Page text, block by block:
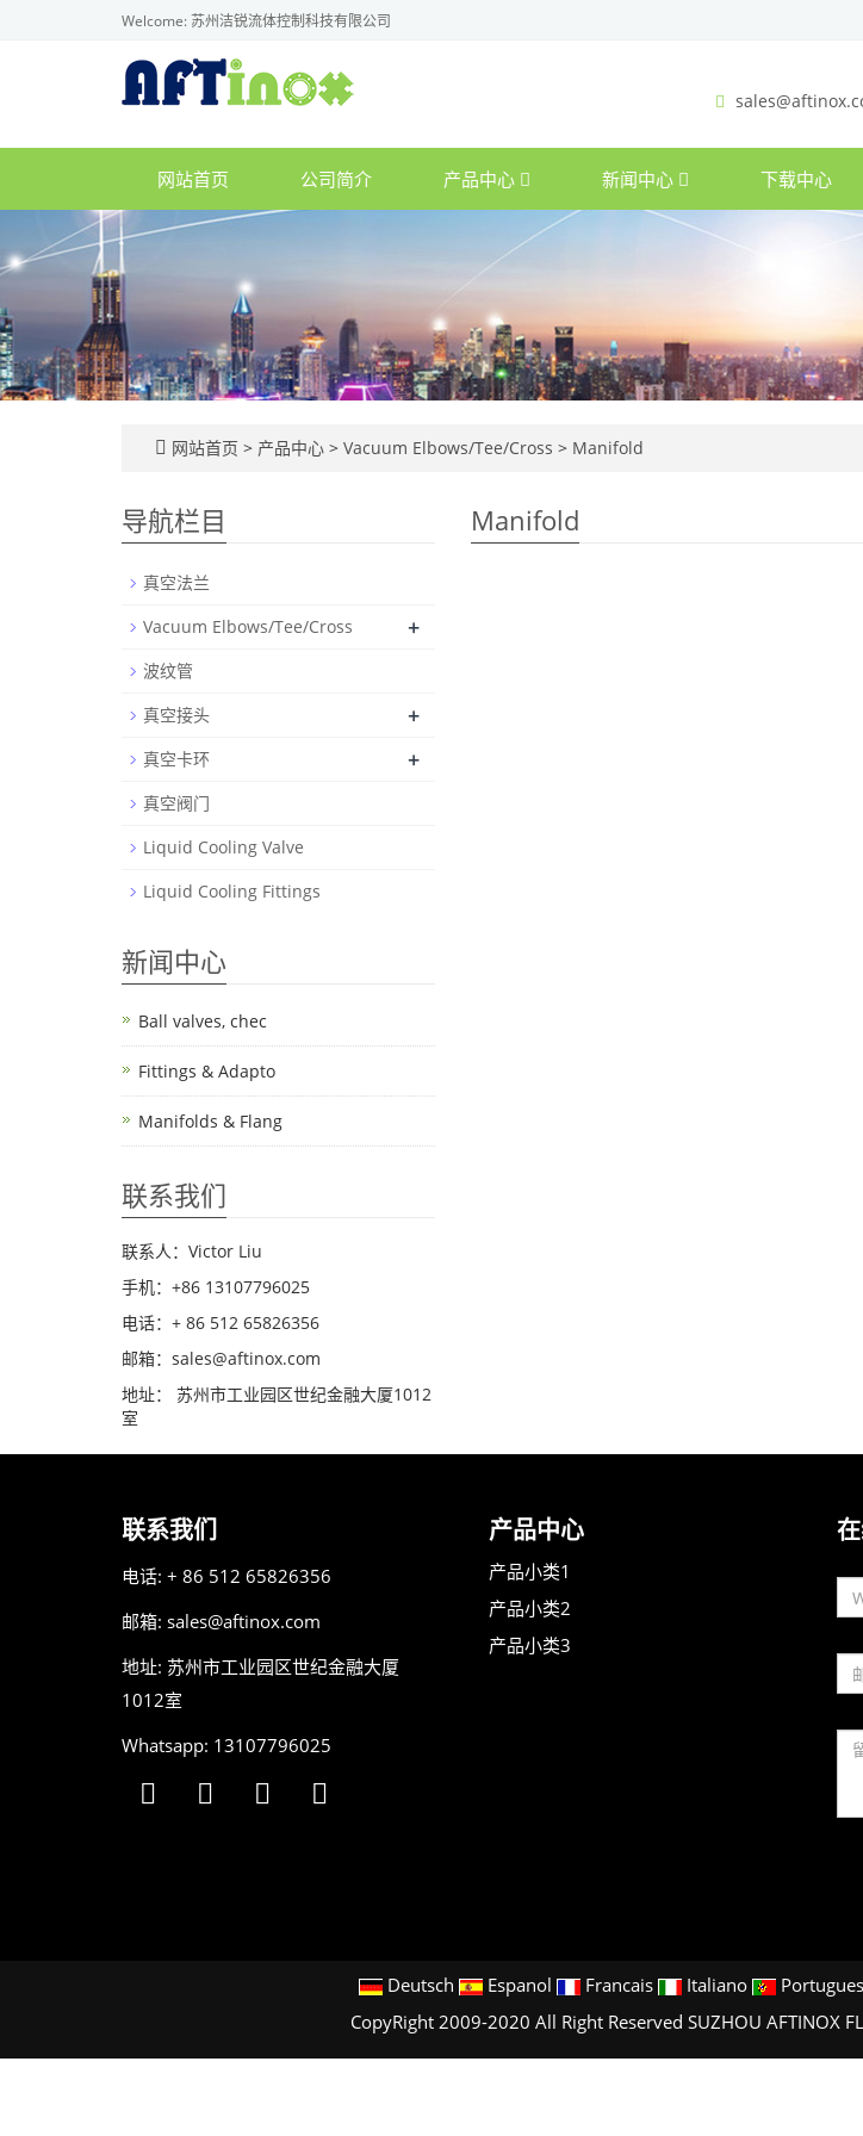
Welcome: 苏州洁锐流体控制科技有限公司
网站首页 公司简介 产品中心 新闻中心 下载中心
网站首页 > 产品中心 > Vacuum Elbows/Tee/Cross > Manifold
Manifold
导航栏目
真空法兰
Vacuum Elbows/Tee/Cross
+
波纹管
真空接头
+
真空卡环 +
真空阀门
Liquid Cooling Valve
Liquid Cooling Fittings
新闻中心
Ball valves, chec
Fittings & Adapto
Manifolds & Flang
联系我们
联系人：Victor Liu
手机：+86 13107796025
电话：+ 86 512 65826356
邮箱：sales@aftinox.com
地址： 苏州市工业园区世纪金融大厦1012
室
联系我们
电话: + 86 512 65826356
邮箱: sales@aftinox.com
地址: 苏州市工业园区世纪金融大厦
1012室
Whatsapp: 13107796025
产品中心
产品小类1
产品小类2
产品小类3
Deutsch Espanol Francais Italiano Portugues
CopyRight 2009-2020 All Right Reserved SUZHOU AFTINOX